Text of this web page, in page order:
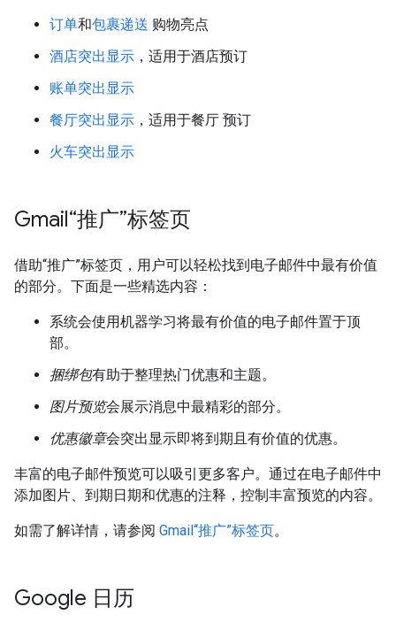
订单和包裹递送 购物亮点
酒店突出显示 ，适用于酒店预订
账单突出显示
餐厅突出显示 ，适用于餐厅 预订
火车突出显示
Gmail“推广”标签页
借助“推广”标签页，用户可以轻松找到电子邮件中最有价值
的部分。下面是一些精选内容：
系统会使用机器学习将最有价值的电子邮件置于顶
部。
捆绑包有助于整理热门优惠和主题。
图片预览会展示消息中最精彩的部分。
优惠徽章会突出显示即将到期且有价值的优惠。
丰富的电子邮件预览可以吸引更多客户。通过在电子邮件中
添加图片、到期日期和优惠的注释，控制丰富预览的内容。
如需了解详情，请参阅 Gmail“推广”标签页。
Google 日历